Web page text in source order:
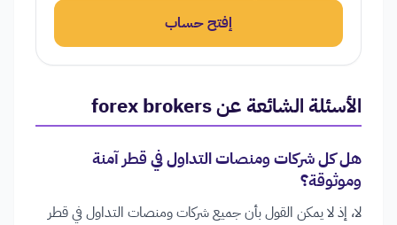
إفتح حساب
الأسئلة الشائعة عن forex brokers
هل كل شركات ومنصات التداول في قطر آمنة
وموثوقة؟
لا، إذ لا يمكن القول بأن جميع شركات ومنصات التداول في قطر